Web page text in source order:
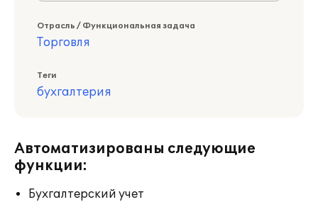
Отрасль / Функциональная задача
Торговля
Теги
бухгалтерия
Автоматизированы следующие
функции:
Бухгалтерский учет